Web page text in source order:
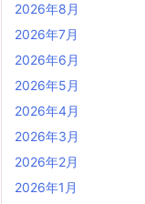
2026年8月
2026年7月
2026年6月
2026年5月
2026年4月
2026年3月
2026年2月
2026年1月